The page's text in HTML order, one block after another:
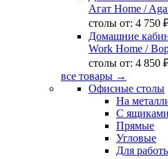
Агат Home /
столы от: 4 750
Домашние
Work Home /
столы от: 4 850
все товары →
Офисные столы
На
С ящиками
Прямые
Угловые
Для